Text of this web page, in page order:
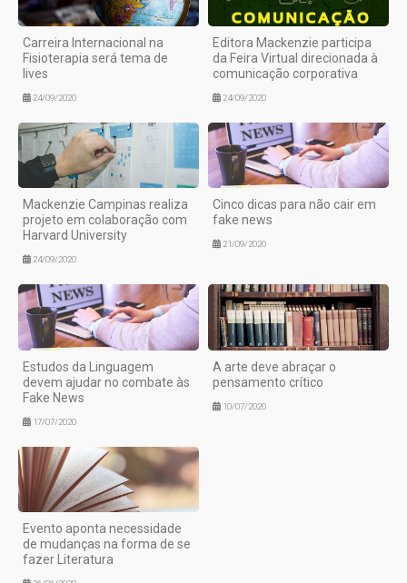
Carreira Internacional na
Fisioterapia será tema de
lives
24/09/2020
Editora Mackenzie participa
da Feira Virtual direcionada à
comunicação corporativa
24/09/2020
Mackenzie Campinas realiza
projeto em colaboração com
Harvard University
24/09/2020
Cinco dicas para não cair em
fake news
21/09/2020
Estudos da Linguagem
devem ajudar no combate às
Fake News
17/07/2020
A arte deve abraçar o
pensamento crítico
10/07/2020
Evento aponta necessidade
de mudanças na forma de se
fazer Literatura